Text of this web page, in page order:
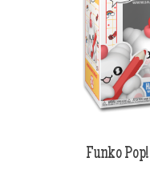
Funko